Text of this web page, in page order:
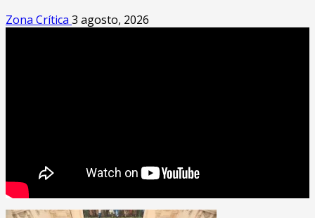
Zona Crítica 3 agosto, 2026